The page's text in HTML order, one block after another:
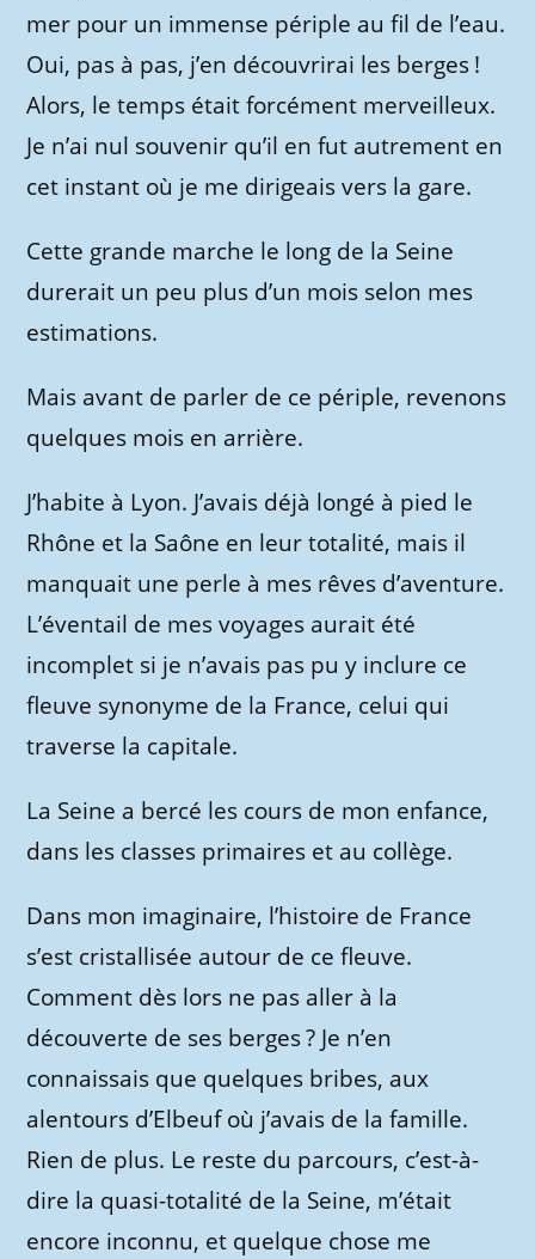
mer pour un immense périple au fil de l’eau.
Oui, pas à pas, j’en découvrirai les berges !
Alors, le temps était forcément merveilleux.
Je n’ai nul souvenir qu’il en fut autrement en
cet instant où je me dirigeais vers la gare.
Cette grande marche le long de la Seine
durerait un peu plus d’un mois selon mes
estimations.
Mais avant de parler de ce périple, revenons
quelques mois en arrière.
J’habite à Lyon. J’avais déjà longé à pied le
Rhône et la Saône en leur totalité, mais il
manquait une perle à mes rêves d’aventure.
L’éventail de mes voyages aurait été
incomplet si je n’avais pas pu y inclure ce
fleuve synonyme de la France, celui qui
traverse la capitale.
La Seine a bercé les cours de mon enfance,
dans les classes primaires et au collège.
Dans mon imaginaire, l’histoire de France
s’est cristallisée autour de ce fleuve.
Comment dès lors ne pas aller à la
découverte de ses berges ? Je n’en
connaissais que quelques bribes, aux
alentours d’Elbeuf où j’avais de la famille.
Rien de plus. Le reste du parcours, c’est-à-
dire la quasi-totalité de la Seine, m’était
encore inconnu, et quelque chose me